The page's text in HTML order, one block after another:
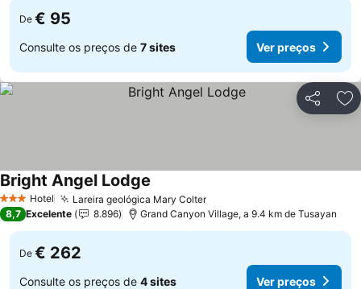
De € 95
Consulte os preços de 7 sites Ver preços
Partilhar
3 EstrelasHotel Lareira geológica Mary ColterVer preços
Bright Angel Lodge
8,7 Excelente 8.896 Grand Canyon Village, a 9.4 km de Tusayan
De € 262
Consulte os preços de 4 sites Ver preços